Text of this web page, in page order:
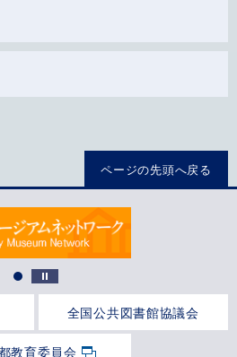
ページの先頭へ戻る
全国公共図書館協議会
教育委員会